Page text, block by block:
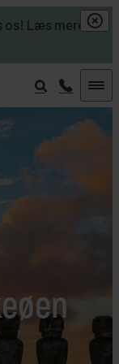
Læs mere